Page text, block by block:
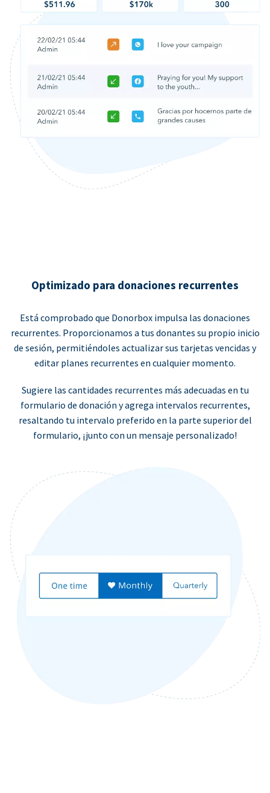
Optimizado para donaciones recurrentes
Está comprobado que Donorbox impulsa las donaciones
recurrentes. Proporcionamos a tus donantes su propio inicio
de sesión, permitiéndoles actualizar sus tarjetas vencidas y
editar planes recurrentes en cualquier momento.
Sugiere las cantidades recurrentes más adecuadas en tu
formulario de donación y agrega intervalos recurrentes,
resaltando tu intervalo preferido en la parte superior del
formulario, ¡junto con un mensaje personalizado!